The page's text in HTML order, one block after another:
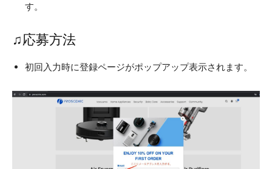
す。
♫応募方法
初回入力時に登録ページがポップアップ表示されます。